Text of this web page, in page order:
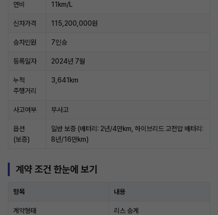
연비 11km/L
신차가격 115,200,000원
승차인원 7인승
등록일자 2024년 7월
누적
주행거리
3,641km
사고여부 무사고
옵션
(보증)
일반 보증 (배터리: 2년/4만km, 하이브리드 고전압 배터리:
8년/16만km)
계약 조건 한눈에 보기
항목 내용
계약형태 리스 승계